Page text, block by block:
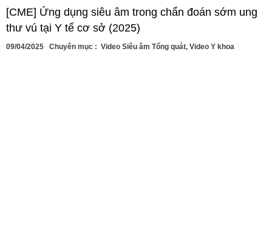
[CME] Ứng dụng siêu âm trong chẩn đoán sớm ung
thư vú tại Y tế cơ sở (2025)
09/04/2025 Chuyên mục : Video Siêu âm Tổng quát, Video Y khoa